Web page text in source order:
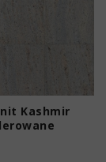
Kashmir
cm